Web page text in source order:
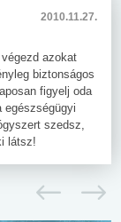
2010.11.27.
azokat
biztonságos
figyelj oda
egészségügyi
szedsz,
látsz!